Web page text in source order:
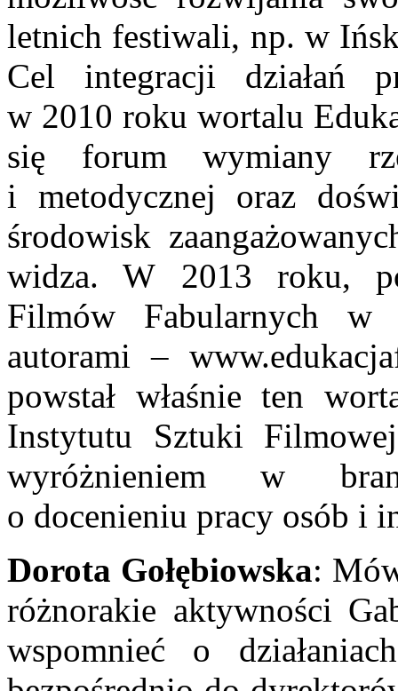
letnich festiwali, np. w
Cel integracji działań
w 2010 roku wortalu
się forum wymiany
i metodycznej oraz
środowisk
widza. W 2013 roku,
Filmów Fabularnych
autorami –
powstał właśnie ten
Instytutu Sztuki
wyróżnieniem w
o docenieniu pracy osób i
Dorota Gołębiowska:
różnorakie aktywności
wspomnieć o